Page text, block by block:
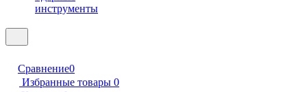
инструменты
Сравнение0
Избранные товары 0